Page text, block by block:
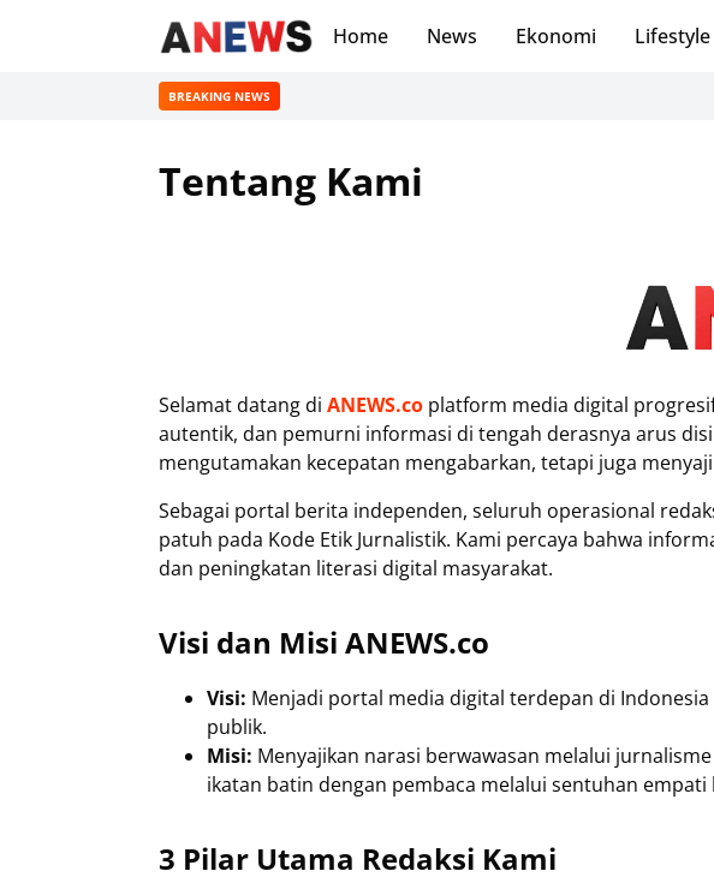
Home News Ekonomi Lifestyle
BREAKING NEWS
Tentang Kami
Selamat datang di ANEWS.co platform media digital
autentik, dan pemurni informasi di tengah derasnya arus
mengutamakan kecepatan mengabarkan, tetapi juga
Sebagai portal berita independen, seluruh operasional
patuh pada Kode Etik Jurnalistik. Kami percaya bahwa
dan peningkatan literasi digital masyarakat.
Visi dan Misi ANEWS.co
Visi: Menjadi portal media digital terdepan di
publik.
Misi: Menyajikan narasi berwawasan melalui
ikatan batin dengan pembaca melalui sentuhan empati
3 Pilar Utama Redaksi Kami